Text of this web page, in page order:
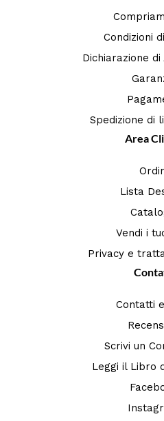
Condizioni
Dichiarazione
Spedizione di
Area
Lista
Vendi i
Privacy e
Contatti
Scrivi un
Leggi il Libro